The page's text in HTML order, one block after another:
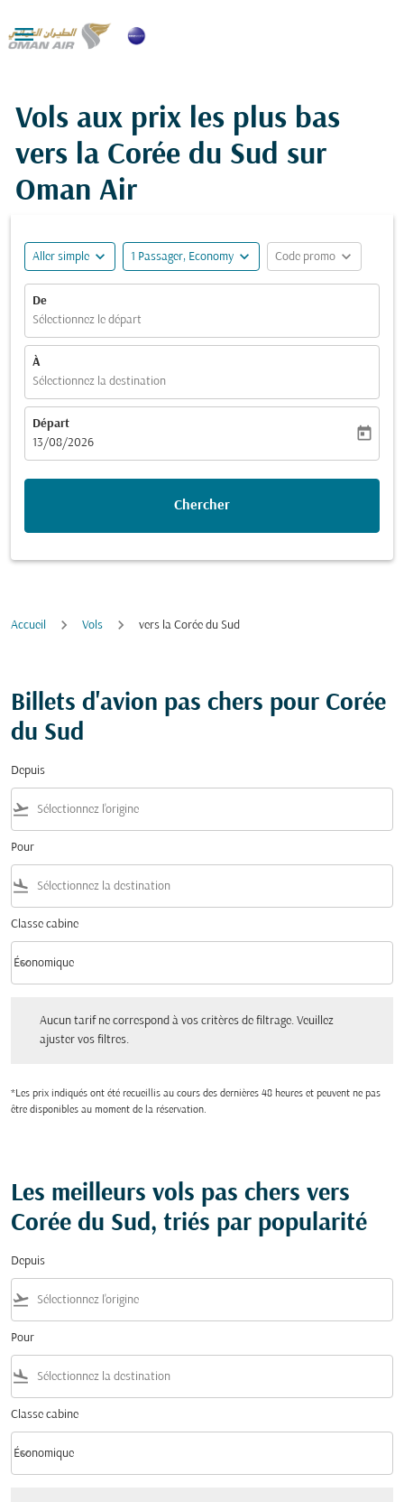

Vols aux prix les plus bas
vers la Corée du Sud sur
Oman Air
Aller simple expand_more 1 Passager, Economy expand_more Code promo expand_more
De
Sélectionnez le départ
À
Sélectionnez la destination
Départ
fc-booking-departure-date-aria-label
13/08/2026
today
Chercher
Accueil Vols vers la Corée du Sud
Billets d'avion pas chers pour Corée
du Sud
Depuis
flight_takeoff
Pour
flight_land
Classe cabine
Classe cabine option Économique Selected
Économique
keyboard_arrow_down
Aucun tarif ne correspond à vos critères de filtrage. Veuillez
ajuster vos filtres.
*Les prix indiqués ont été recueillis au cours des dernières 48 heures et peuvent ne pas
être disponibles au moment de la réservation.
Les meilleurs vols pas chers vers
Corée du Sud, triés par popularité
Depuis
flight_takeoff
Pour
flight_land
Classe cabine
Classe cabine option Économique Selected
Économique
keyboard_arrow_down